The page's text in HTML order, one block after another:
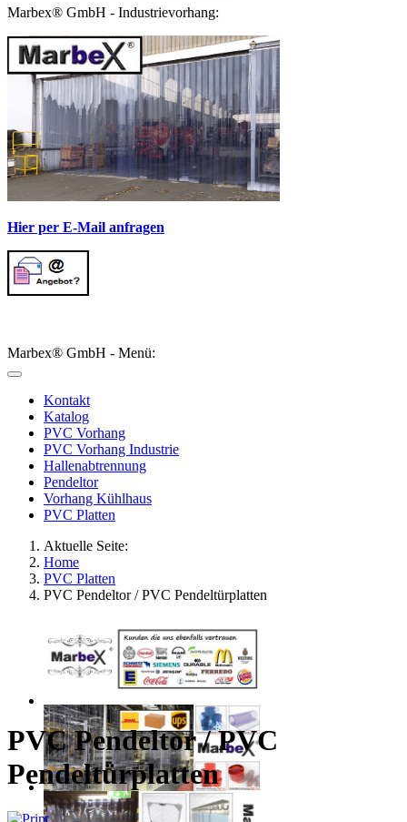
Marbex® GmbH - Industrievorhang:
Hier per E-Mail anfragen
Marbex® GmbH - Menü:
Kontakt
Katalog
PVC Vorhang
PVC Vorhang Industrie
Hallenabtrennung
Pendeltor
Vorhang Kühlhaus
PVC Platten
Aktuelle Seite:
Home
PVC Platten
PVC Pendeltor / PVC Pendeltürplatten
PVC Pendeltor / PVC
Pendeltürplatten